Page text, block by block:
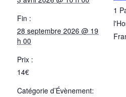
Fin :
28 septembre 2026 @ 19
h 00
Prix :
14€
Catégorie d’Évènement:
1